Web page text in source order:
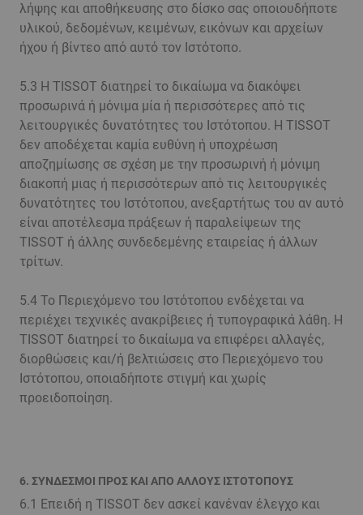
λήψης και αποθήκευσης στο δίσκο σας οποιουδήποτε
υλικού, δεδομένων, κειμένων, εικόνων και αρχείων
ήχου ή βίντεο από αυτό τον Ιστότοπο.
5.3 Η TISSOT διατηρεί το δικαίωμα να διακόψει
προσωρινά ή μόνιμα μία ή περισσότερες από τις
λειτουργικές δυνατότητες του Ιστότοπου. Η TISSOT
δεν αποδέχεται καμία ευθύνη ή υποχρέωση
αποζημίωσης σε σχέση με την προσωρινή ή μόνιμη
διακοπή μιας ή περισσότερων από τις λειτουργικές
δυνατότητες του Ιστότοπου, ανεξαρτήτως του αν αυτό
είναι αποτέλεσμα πράξεων ή παραλείψεων της
TISSOT ή άλλης συνδεδεμένης εταιρείας ή άλλων
τρίτων.
5.4 Το Περιεχόμενο του Ιστότοπου ενδέχεται να
περιέχει τεχνικές ανακρίβειες ή τυπογραφικά λάθη. Η
TISSOT διατηρεί το δικαίωμα να επιφέρει αλλαγές,
διορθώσεις και/ή βελτιώσεις στο Περιεχόμενο του
Ιστότοπου, οποιαδήποτε στιγμή και χωρίς
προειδοποίηση.
6. ΣΥΝΔΕΣΜΟΙ ΠΡΟΣ ΚΑΙ ΑΠΟ ΑΛΛΟΥΣ ΙΣΤΟΤΟΠΟΥΣ
6.1 Επειδή η TISSOT δεν ασκεί κανέναν έλεγχο και